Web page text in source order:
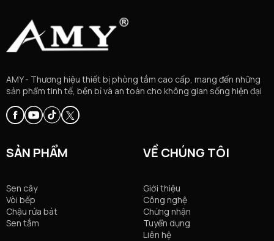
AMY - Thương hiệu thiết bị phòng tắm cao cấp, mang đến những
sản phẩm tinh tế, bền bỉ và an toàn cho không gian sống hiện đại
SẢN PHẨM
Sen cây
Vòi bếp
Chậu rửa bát
Sen tắm
VỀ CHÚNG TÔI
Giới thiệu
Công nghệ
Chứng nhận
Tuyển dụng
Liên hệ